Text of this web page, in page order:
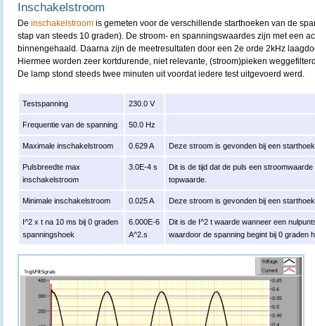
Inschakelstroom
De inschakelstroom is gemeten voor de verschillende starthoeken van de
stap van steeds 10 graden). De stroom- en spanningswaardes zijn met een
binnengehaald. Daarna zijn de meetresultaten door een 2e orde 2kHz
Hiermee worden zeer kortdurende, niet relevante, (stroom)pieken
De lamp stond steeds twee minuten uit voordat iedere test uitgevoerd werd.
Testspanning 230.0 V
Frequentie van de spanning 50.0 Hz
Maximale inschakelstroom 0.629 A Deze stroom is gevonden bij een
Pulsbreedte max
inschakelstroom
3.0E-4 s
Dit is de tijd dat de puls een
topwaarde.
Minimale inschakelstroom 0.025 A Deze stroom is gevonden bij een
I^2 x t na 10 ms bij 0 graden
spanningshoek
6.000E-6
A^2.s
Dit is de I^2 t waarde wanneer een
waardoor de spanning begint bij 0 graden